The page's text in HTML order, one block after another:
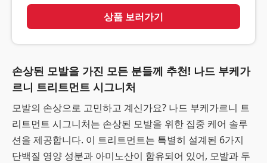
상품 보러가기
손상된 모발을 가진 모든 분들께 추천! 나드 부케가
르니 트리트먼트 시그니처
모발의 손상으로 고민하고 계신가요? 나드 부케가르니 트
리트먼트 시그니처는 손상된 모발을 위한 집중 케어 솔루
션을 제공합니다. 이 트리트먼트는 특별히 설계된 6가지
단백질 영양 성분과 아미노산이 함유되어 있어, 모발과 두